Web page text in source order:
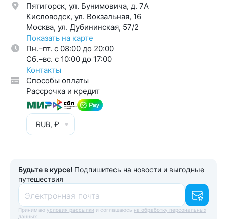
Пятигорск, ул. Бунимовича, д. 7A
Кисловодск, ул. Вокзальная, 16
Москва, ул. Дубининская, 57/2
Показать на карте
Пн.–пт. с 08:00 до 20:00
Cб.–вс. с 10:00 до 17:00
Контакты
Способы оплаты
Рассрочка и кредит
RUB, ₽
Будьте в курсе! Подпишитесь на новости и выгодные
путешествия
Электронная почта
Принимаю условия рассылки и соглашаюсь на обработку персональных
данных